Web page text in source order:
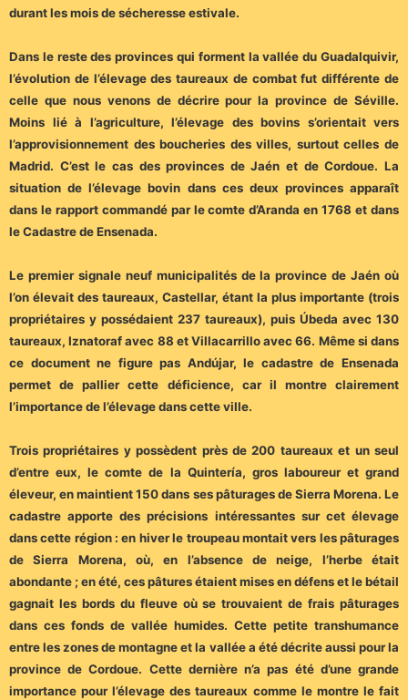
durant les mois de sécheresse estivale.
Dans le reste des provinces qui forment la vallée du Guadalquivir,
l’évolution de l’élevage des taureaux de combat fut différente de
celle que nous venons de décrire pour la province de Séville.
Moins lié à l’agriculture, l’élevage des bovins s’orientait vers
l’approvisionnement des boucheries des villes, surtout celles de
Madrid. C’est le cas des provinces de Jaén et de Cordoue. La
situation de l’élevage bovin dans ces deux provinces apparaît
dans le rapport commandé par le comte d’Aranda en 1768 et dans
le Cadastre de Ensenada.
Le premier signale neuf municipalités de la province de Jaén où
l’on élevait des taureaux, Castellar, étant la plus importante (trois
propriétaires y possédaient 237 taureaux), puis Úbeda avec 130
taureaux, Iznatoraf avec 88 et Villacarrillo avec 66. Même si dans
ce document ne figure pas Andújar, le cadastre de Ensenada
permet de pallier cette déficience, car il montre clairement
l’importance de l’élevage dans cette ville.
Trois propriétaires y possèdent près de 200 taureaux et un seul
d’entre eux, le comte de la Quintería, gros laboureur et grand
éleveur, en maintient 150 dans ses pâturages de Sierra Morena. Le
cadastre apporte des précisions intéressantes sur cet élevage
dans cette région : en hiver le troupeau montait vers les pâturages
de Sierra Morena, où, en l’absence de neige, l’herbe était
abondante ; en été, ces pâtures étaient mises en défens et le bétail
gagnait les bords du fleuve où se trouvaient de frais pâturages
dans ces fonds de vallée humides. Cette petite transhumance
entre les zones de montagne et la vallée a été décrite aussi pour la
province de Cordoue. Cette dernière n’a pas été d’une grande
importance pour l’élevage des taureaux comme le montre le fait